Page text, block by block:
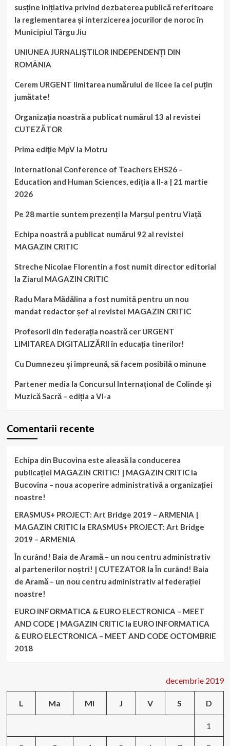
susține inițiativa privind dezbaterea publică referitoare
la reglementarea și interzicerea jocurilor de noroc în
Municipiul Târgu Jiu
UNIUNEA JURNALIȘTILOR INDEPENDENȚI DIN
ROMÂNIA
Cerem URGENT limitarea numărului de licee la cel puțin
jumătate!
Organizația noastră a publicat numărul 13 al revistei
CUTEZĂTOR
Prima ediţie MpV la Motru
International Conference of Teachers EHS26 –
Education and Human Sciences, ediția a II-a | 21 martie
2026
Pe 28 martie suntem prezenți la Marșul pentru Viață
Echipa noastră a publicat numărul 92 al revistei
MAGAZIN CRITIC
Streche Nicolae Florentin a fost numit director editorial
la Ziarul MAGAZIN CRITIC
Radu Mara Mădălina a fost numită pentru un nou
mandat redactor șef al revistei MAGAZIN CRITIC
Profesorii din federația noastră cer URGENT
LIMITAREA DIGITALIZĂRII în educația tinerilor!
Cu Dumnezeu și împreună, să facem posibilă o minune
Partener media la Concursul Internațional de Colinde și
Muzică Sacră – ediția a VI-a
Comentarii recente
Echipa din Bucovina este aleasă la conducerea
publicației MAGAZIN CRITIC! | MAGAZIN CRITICla
Bucovina – noua acoperire administrativă a organizației
noastre!
ERASMUS+ PROJECT: Art Bridge 2019 – ARMENIA |
MAGAZIN CRITICla ERASMUS+ PROJECT: Art Bridge
2019 – ARMENIA
În curând! Baia de Aramă – un nou centru administrativ
al partenerilor noștri! | CUTEZATOR laÎn curând! Baia
de Aramă – un nou centru administrativ al federației
noastre!
EURO INFORMATICA & EURO ELECTRONICA – MEET
AND CODE | MAGAZIN CRITICla EURO INFORMATICA
& EURO ELECTRONICA – MEET AND CODE OCTOMBRIE
2018
decembrie 2019
L Ma Mi J V S D
1